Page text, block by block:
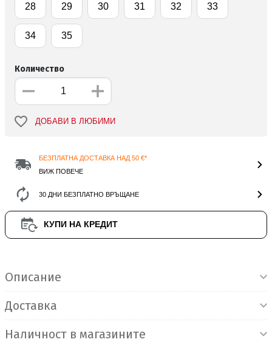
28 29 30 31 32 33
34 35
Количество
ДОБАВИ В ЛЮБИМИ
БЕЗПЛАТНА ДОСТАВКА НАД 50 €*
ВИЖ ПОВЕЧЕ
30 ДНИ БЕЗПЛАТНО ВРЪЩАНЕ
КУПИ НА КРЕДИТ
Описание
Доставка
Наличност в магазините